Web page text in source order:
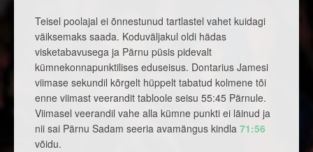
Teisel poolajal ei õnnestunud tartlastel vahet kuidagi
väiksemaks saada. Koduväljakul oldi hädas
visketabavusega ja Pärnu püsis pidevalt
kümnekonnapunktilises eduseisus. Dontarius Jamesi
viimase sekundil kõrgelt hüppelt tabatud kolmene tõi
enne viimast veerandit tabloole seisu 55:45 Pärnule.
Viimasel veerandil vahe alla kümne punkti ei läinud ja
nii sai Pärnu Sadam seeria avamängus kindla 71:56
võidu.